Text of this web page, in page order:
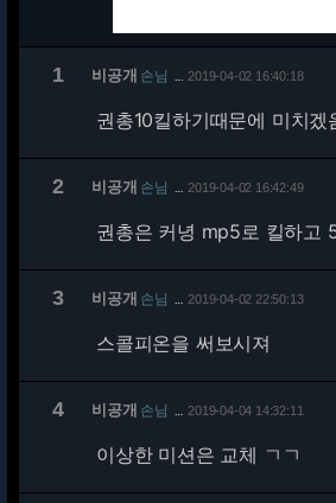
1 비공개 손님 2019-04-02 16:40:18
권총10킬하기때문에 미치겠
2 비공개 손님 2019-04-02 16:42:49
권총은 커녕 mp5로 킬하고
3 비공개 손님 2019-04-02 22:50:13
스콜피온을 써보시져
4 비공개 손님 2019-04-04 14:32:11
이상한 미션은 교체 ㄱㄱ